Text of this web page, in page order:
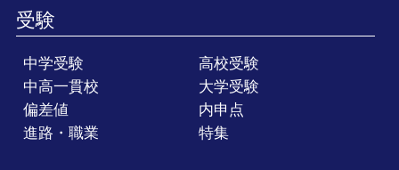
受験
中学受験
高校受験
中高一貫校
大学受験
偏差値
内申点
進路・職業
特集